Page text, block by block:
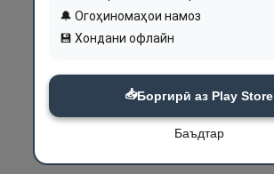
🔔 Огоҳиномаҳои намоз
💾 Хондани офлайн
📥Боргирӣ аз Play Store
Баъдтар